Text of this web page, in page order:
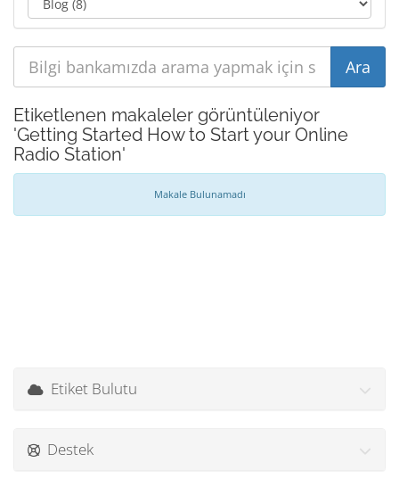
Etiketlenen makaleler görüntüleniyor
'Getting Started How to Start your Online
Radio Station'
Makale Bulunamadı
Etiket Bulutu
Destek